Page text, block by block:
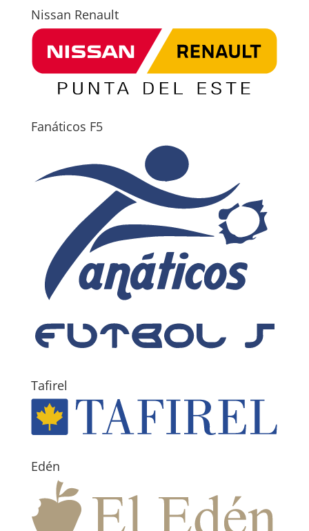
Nissan Renault
Fanáticos F5
Tafirel
Edén